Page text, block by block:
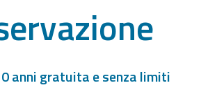
anni gratuita e senza limiti